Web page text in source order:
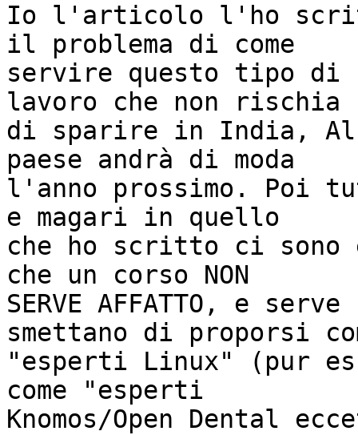
Io l'articolo l'ho
il problema di come
servire questo tipo di
lavoro che non rischia
di sparire in India,
paese andrà di moda
l'anno prossimo. Poi
e magari in quello
che ho scritto ci sono
che un corso NON
SERVE AFFATTO, e
smettano di proporsi
"esperti Linux" (pur
come "esperti
Knomos/Open Dental